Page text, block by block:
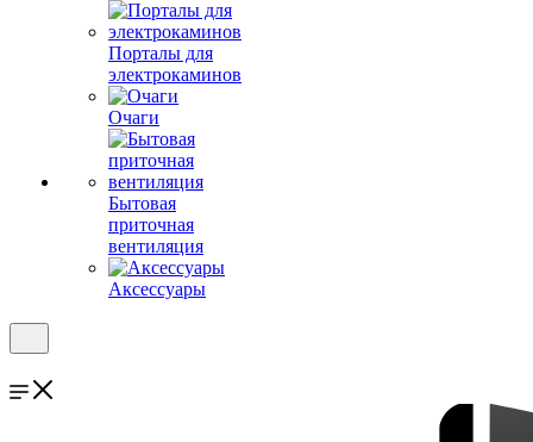
Порталы для
электрокаминов
Очаги
Бытовая
приточная
вентиляция
Аксессуары